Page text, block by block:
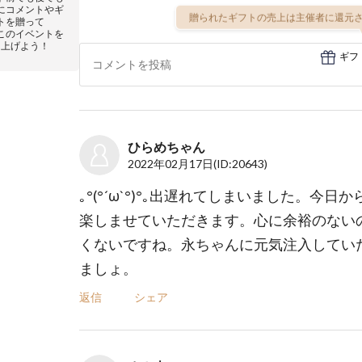
コメントやギ
を贈って
のイベントを
げよう！
贈られたギフトの売上は主催者に還元
ギフ
ひらめちゃん
2022年02月17日(ID:20643)
｡°(°´ω`°)°｡出遅れてしまいました。今日か
楽しませていただきます。心に余裕のない
くないですね。永ちゃんに元気注入してい
ましょ。
返信 シェア